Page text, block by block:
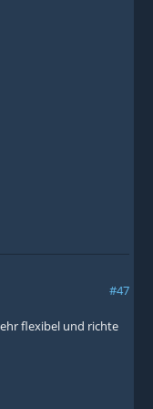
#47
flexibel und richte